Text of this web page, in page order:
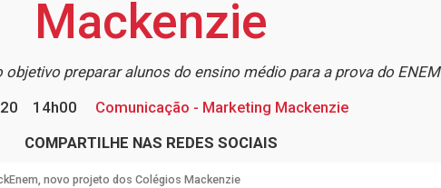
Mackenzie
preparar alunos do ensino médio para a prova do ENEM
14h00
Comunicação - Marketing Mackenzie
COMPARTILHE NAS REDES SOCIAIS
novo projeto dos Colégios Mackenzie